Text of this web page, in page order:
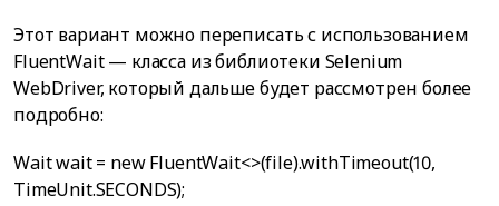
Этот вариант можно переписать с использованием
FluentWait — класса из библиотеки Selenium
WebDriver, который дальше будет рассмотрен более
подробно:
Waitwait = new FluentWait<>(file).withTimeout(10,
TimeUnit.SECONDS);